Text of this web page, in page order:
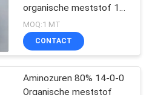
organische meststof 16-
0-0
MOQ:1 MT
CONTACT
Aminozuren 80% 14-0-0
Organische meststof